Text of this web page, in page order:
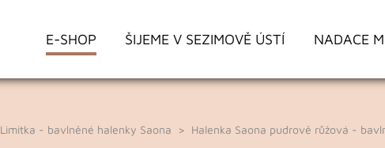
E-SHOP ŠIJEME V SEZIMOVĚ ÚSTÍ NADACE
Limitka - bavlněné halenky Saona > Halenka Saona pudrově růžová -